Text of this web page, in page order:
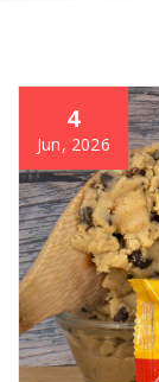
4
Jun, 2026